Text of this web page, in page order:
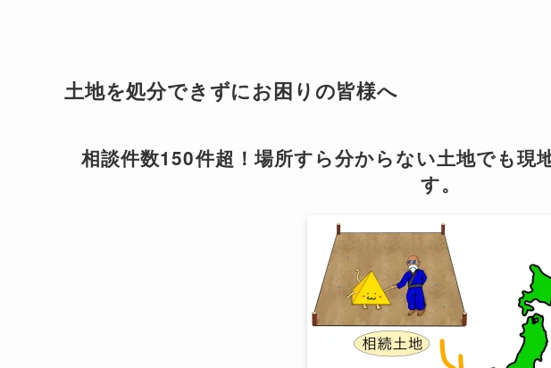
土地を処分できずにお困りの皆様へ
相談件数150件超！場所すら分からない土地でも現
す。